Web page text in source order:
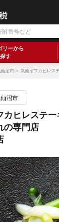
リーから
探す
仙沼市 ＞ 気仙沼フカヒレス
沼市
カヒレステー
の専門店